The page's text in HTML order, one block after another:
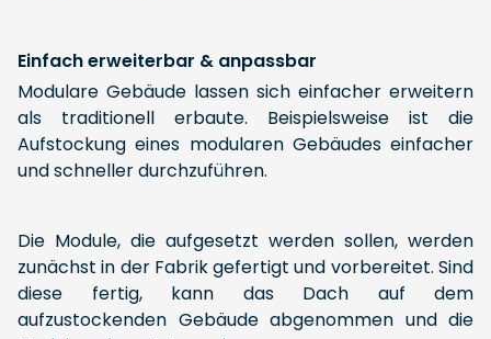
Einfach erweiterbar & anpassbar
Modulare Gebäude lassen sich einfacher erweitern
als traditionell erbaute. Beispielsweise ist die
Aufstockung eines modularen Gebäudes einfacher
und schneller durchzuführen.
Die Module, die aufgesetzt werden sollen, werden
zunächst in der Fabrik gefertigt und vorbereitet. Sind
diese fertig, kann das Dach auf dem
aufzustockenden Gebäude abgenommen und die